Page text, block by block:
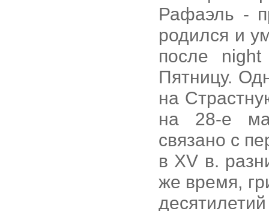
Рафаэль -
родился и
после
Пятницу.
на
на 28-е
связано с
в XV в.
же время,